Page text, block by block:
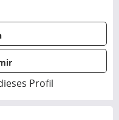
Profil